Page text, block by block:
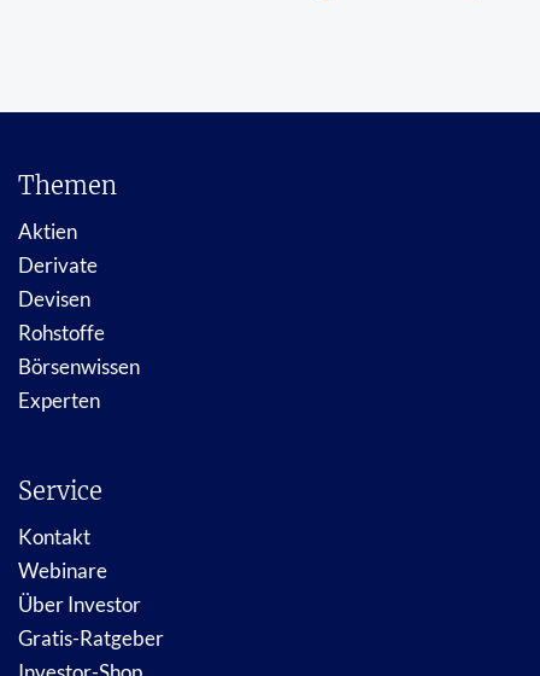
Themen
Aktien
Derivate
Devisen
Rohstoffe
Börsenwissen
Experten
Service
Kontakt
Webinare
Über Investor
Gratis-Ratgeber